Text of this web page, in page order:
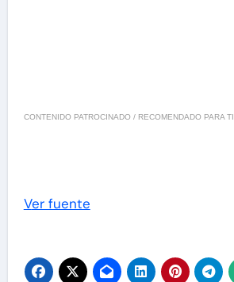
CONTENIDO PATROCINADO / RECOMENDADO PARA TI
Ver fuente